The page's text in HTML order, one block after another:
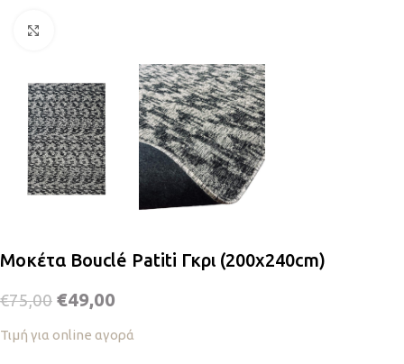
Μοκέτα Bouclé Patiti Γκρι (200x240cm)
€75,00 €49,00
Τιμή για online αγορά